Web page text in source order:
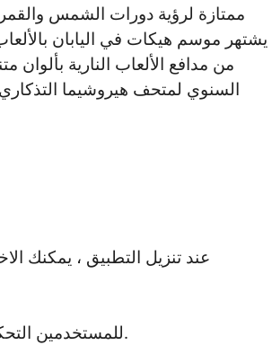
ممتازة لرؤية دورات الشمس
يشتهر موسم هيكات في اليابان
من مدافع الألعاب النارية بألوان
السنوي لمتحف هيروشيما
عند تنزيل التطبيق ، يمكنك
يتيح Touch Himawari APK للمستخدمين التحكم في أجهزتهم بالإيماءات.